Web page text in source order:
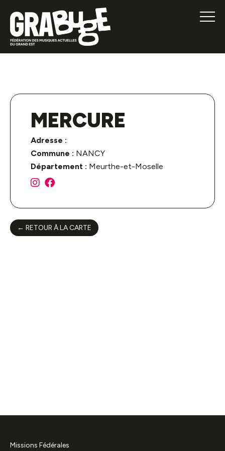
MERCURE
Adresse :
Commune : NANCY
Département : Meurthe-et-Moselle
← RETOUR À LA CARTE
Missions Fédérales